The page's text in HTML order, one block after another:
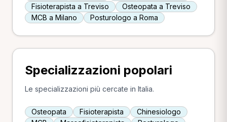
Fisioterapista a Treviso
Osteopata a Treviso
MCB a Milano
Posturologo a Roma
Specializzazioni popolari
Le specializzazioni più cercate in Italia.
Osteopata Fisioterapista
Chinesiologo